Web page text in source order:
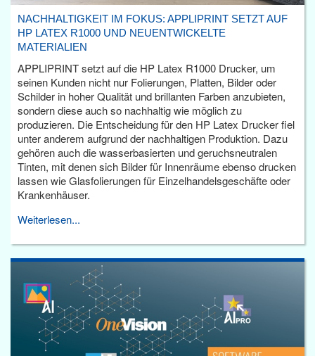
NACHHALTIGKEIT IM FOKUS: APPLIPRINT SETZT AUF
HP LATEX R1000 UND NEUENTWICKELTE
MATERIALIEN
APPLIPRINT setzt auf die HP Latex R1000 Drucker, um
seinen Kunden nicht nur Folierungen, Platten, Bilder oder
Schilder in hoher Qualität und brillanten Farben anzubieten,
sondern diese auch so nachhaltig wie möglich zu
produzieren. Die Entscheidung für den HP Latex Drucker fiel
unter anderem aufgrund der nachhaltigen Produktion. Dazu
gehören auch die wasserbasierten und geruchsneutralen
Tinten, mit denen sich Bilder für Innenräume ebenso drucken
lassen wie Glasfolierungen für Einzelhandelsgeschäfte oder
Krankenhäuser.
Weiterlesen...